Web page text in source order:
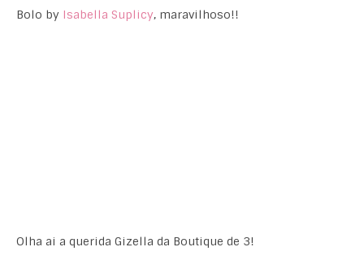
Bolo by Isabella Suplicy, maravilhoso!!
Olha ai a querida Gizella da Boutique de 3!